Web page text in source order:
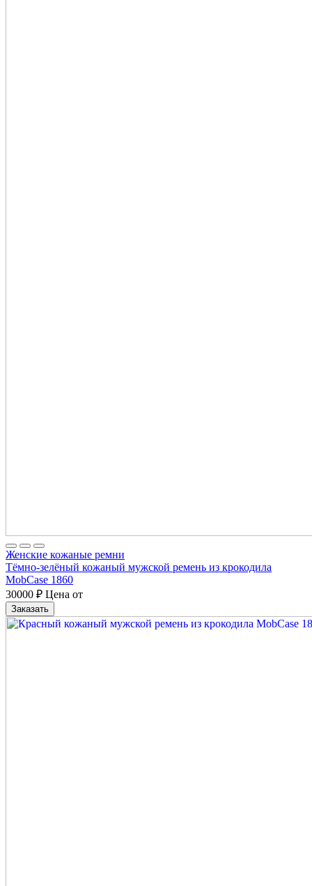
Женские кожаные ремни
Тёмно-зелёный кожаный мужской ремень из крокодила
MobCase 1860
30000 ₽ Цена от
Заказать